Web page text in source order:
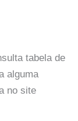
tabela de
alguma
no site